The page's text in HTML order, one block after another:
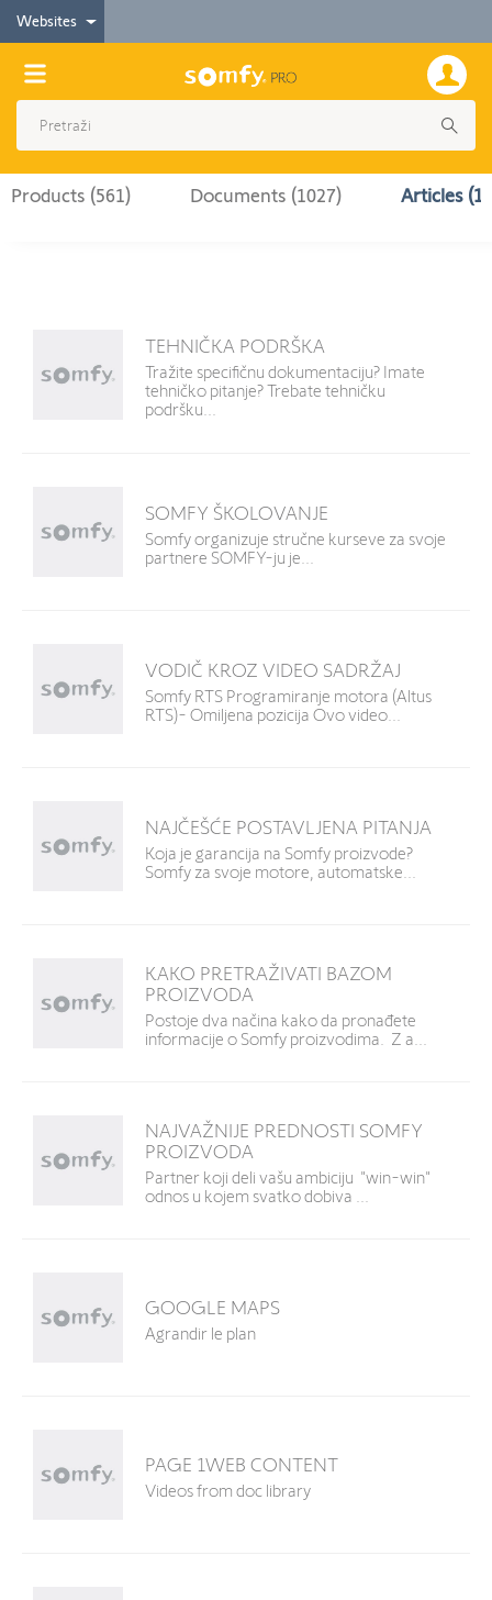
Websites
Products (561) Documents (1027) Articles
TEHNIČKA PODRŠKA
Tražite specifičnu dokumentaciju? Imate
tehničko pitanje? Trebate tehničku
podršku...
SOMFY ŠKOLOVANJE
Somfy organizuje stručne kurseve za svoje
partnere SOMFY-ju je...
VODIČ KROZ VIDEO SADRŽAJ
Somfy RTS Programiranje motora (Altus
RTS)- Omiljena pozicija Ovo video...
NAJČEŠĆE POSTAVLJENA PITANJA
Koja je garancija na Somfy proizvode?
Somfy za svoje motore, automatske...
KAKO PRETRAŽIVATI BAZOM
PROIZVODA
Postoje dva načina kako da pronađete
informacije o Somfy proizvodima. Z a...
NAJVAŽNIJE PREDNOSTI SOMFY
PROIZVODA
Partner koji deli vašu ambiciju "win-win"
odnos u kojem svatko dobiva ...
GOOGLE MAPS
Agrandir le plan
PAGE 1WEB CONTENT
Videos from doc library